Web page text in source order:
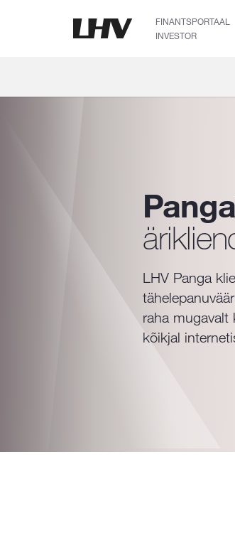
FINANTSPORTAAL
INVESTOR
LHV Panga
raha mugavalt
kõikjal